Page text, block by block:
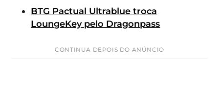
BTG Pactual Ultrablue troca
LoungeKey pelo Dragonpass
CONTINUA DEPOIS DO ANÚNCIO